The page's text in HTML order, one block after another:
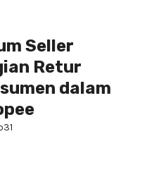
Seller
Retur
dalam